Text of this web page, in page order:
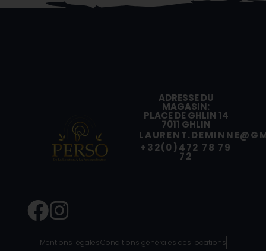
ADRESSE DU
MAGASIN:
PLACE DE GHLIN 14
7011 GHLIN
+32(0)472 78 79
72
Mentions légalesConditions générales des locations